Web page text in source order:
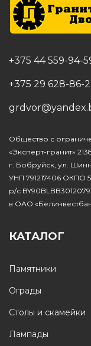
+375 44 559-94-
+375 29 628-86-
Общество с
«Эксперт-гранит»
г. Бобруйск, ул.
УНП 791217406 ОКПО
р/с
в ОАО
КАТАЛОГ
Памятники
Ограды
Столы и скамейки
Лампады